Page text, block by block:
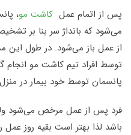
پس از اتمام عمل کاشت مو،
می‌شود که بانداژ سر بنا بر
از عمل باز می‌شود. در طول این
توسط افراد تیم کاشت مو انجام
پانسمان توسط خود بیمار در
فرد پس از عمل مرخص می‌شود
باشد لذا بهتر است بقیه روز عمل